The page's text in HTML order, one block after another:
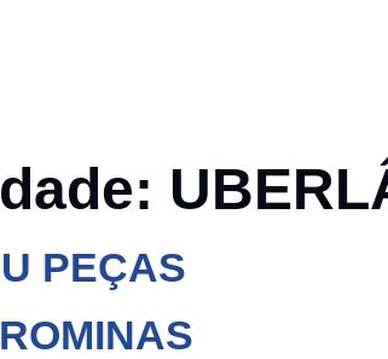
PEÇAS